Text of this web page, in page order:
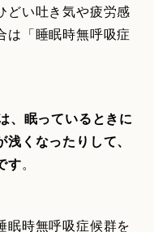
どい吐き気や疲労感
は「睡眠時無呼吸症
、眠っているときに
くなったりして、
す。
眠時無呼吸症候群を